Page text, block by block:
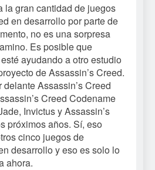
la gran cantidad de juegos
en desarrollo por parte de
no es una sorpresa
Es posible que
ayudando a otro estudio
de Assassin’s Creed.
Assassin’s Creed
Creed Codename
Invictus y Assassin’s
próximos años. Sí, eso
cinco juegos de
desarrollo y eso es solo lo
ahora.